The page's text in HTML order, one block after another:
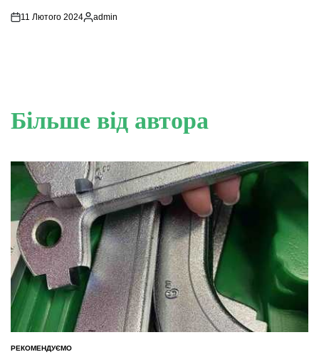
11 Лютого 2024
Опубліковано
admin
Більше від автора
ОПУБЛІКУВАТИ
РЕКОМЕНДУЄМО